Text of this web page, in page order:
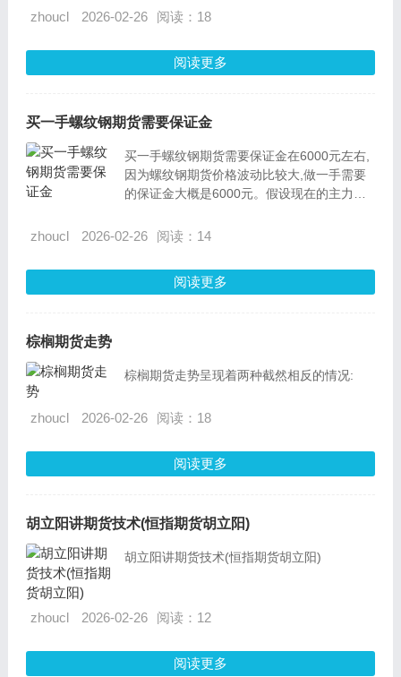
zhoucl 2026-02-26 阅读：18
阅读更多
买一手螺纹钢期货需要保证金
买一手螺纹钢期货需要保证金在6000元左右,
因为螺纹钢期货价格波动比较大,做一手需要
的保证金大概是6000元。假设现在的主力合
大概是8000元。另外,交易所规定,做一手需要
zhoucl 2026-02-26 阅读：14
阅读更多
棕榈期货走势
棕榈期货走势呈现着两种截然相反的情况:
zhoucl 2026-02-26 阅读：18
阅读更多
胡立阳讲期货技术(恒指期货胡立阳)
胡立阳讲期货技术(恒指期货胡立阳)
zhoucl 2026-02-26 阅读：12
阅读更多